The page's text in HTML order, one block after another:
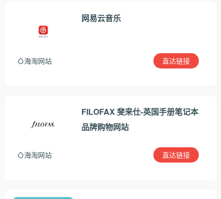
网易云音乐
海淘网站 直达链接
FILOFAX 斐来仕-英国手册笔记本
品牌购物网站
海淘网站 直达链接